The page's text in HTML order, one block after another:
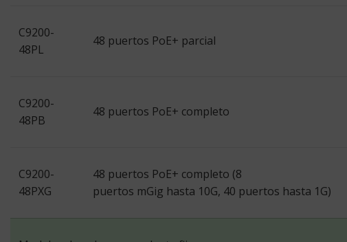
C9200-
48PL
48 puertos PoE+ parcial
C9200-
48PB
48 puertos PoE+ completo
C9200-
48PXG
48 puertos PoE+ completo (8
puertos mGig hasta 10G, 40 puertos hasta 1G)